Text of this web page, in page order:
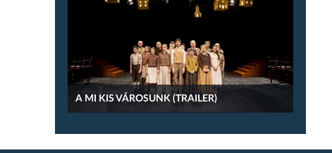
A MI KIS VÁROSUNK (TRAILER)